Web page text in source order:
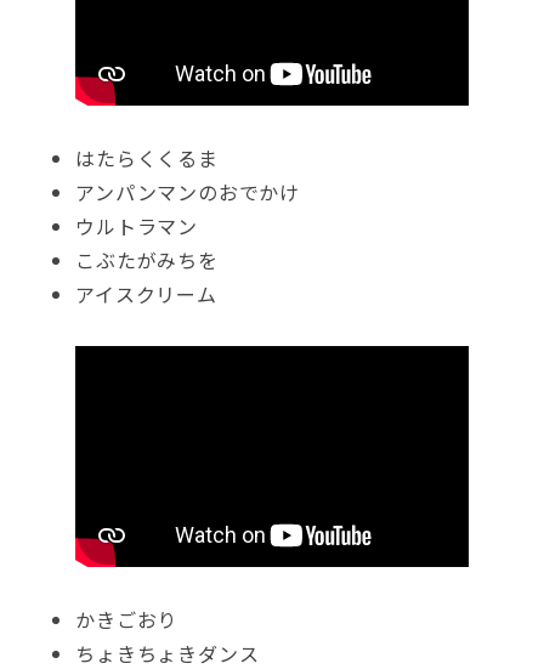
はたらくくるま
アンパンマンのおでかけ
ウルトラマン
こぶたがみちを
アイスクリーム
かきごおり
ちょきちょきダンス